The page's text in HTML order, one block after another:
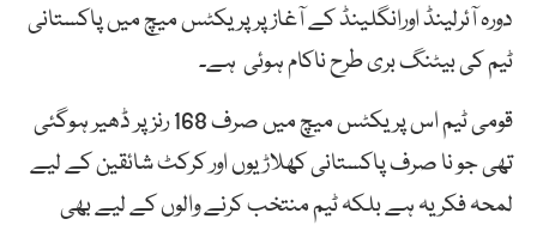
دورہ آئرلینڈ اورانگلینڈ کے آغاز پر پریکٹس میچ میں پاکستانی
ٹیم کی بیٹنگ بری طرح ناکام ہوئی ہے۔
قومی ٹیم اس پریکٹس میچ میں صرف 168 رنز پر ڈھیر ہوگئی
تھی جو نا صرف پاکستانی کھلاڑیوں اور کرکٹ شائقین کے لیے
لمحہ فکریہ ہے بلکہ ٹیم منتخب کرنے والوں کے لیے بھی